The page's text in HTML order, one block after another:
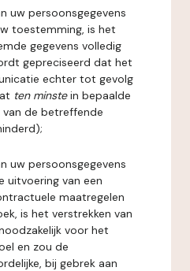
uw persoonsgegevens
toestemming, is het
gegevens volledig
gepreciseerd dat het
echter tot gevolg
ten minstein bepaalde
van de betreffende
uw persoonsgegevens
uitvoering van een
maatregelen
is het verstrekken van
voor het
en zou de
bij gebrek aan